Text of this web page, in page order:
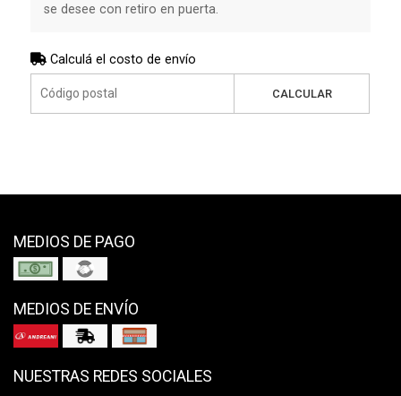
se desee con retiro en puerta.
Calculá el costo de envío
CALCULAR
MEDIOS DE PAGO
MEDIOS DE ENVÍO
NUESTRAS REDES SOCIALES